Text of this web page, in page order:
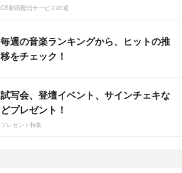
CS動画配信サービス20選
毎週の音楽ランキングから、ヒットの推
移をチェック！
試写会、登壇イベント、サインチェキな
どプレゼント！
プレゼント特集